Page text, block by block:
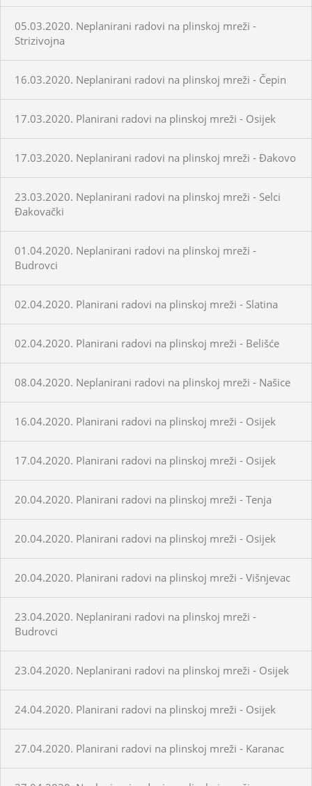
05.03.2020. Neplanirani radovi na plinskoj mreži -
Strizivojna
16.03.2020. Neplanirani radovi na plinskoj mreži - Čepin
17.03.2020. Planirani radovi na plinskoj mreži - Osijek
17.03.2020. Neplanirani radovi na plinskoj mreži - Đakovo
23.03.2020. Neplanirani radovi na plinskoj mreži - Selci
Đakovački
01.04.2020. Neplanirani radovi na plinskoj mreži -
Budrovci
02.04.2020. Planirani radovi na plinskoj mreži - Slatina
02.04.2020. Planirani radovi na plinskoj mreži - Belišće
08.04.2020. Neplanirani radovi na plinskoj mreži - Našice
16.04.2020. Planirani radovi na plinskoj mreži - Osijek
17.04.2020. Planirani radovi na plinskoj mreži - Osijek
20.04.2020. Planirani radovi na plinskoj mreži - Tenja
20.04.2020. Planirani radovi na plinskoj mreži - Osijek
20.04.2020. Planirani radovi na plinskoj mreži - Višnjevac
23.04.2020. Neplanirani radovi na plinskoj mreži -
Budrovci
23.04.2020. Neplanirani radovi na plinskoj mreži - Osijek
24.04.2020. Planirani radovi na plinskoj mreži - Osijek
27.04.2020. Planirani radovi na plinskoj mreži - Karanac